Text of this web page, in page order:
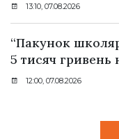
13:10, 07.08.2026
“Пакунок
5 тисяч
12:00, 07.08.2026